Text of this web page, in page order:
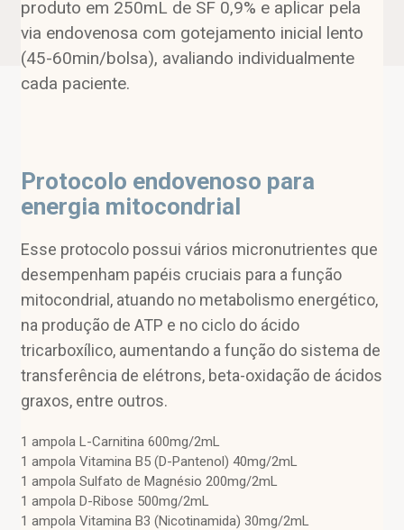
produto em 250mL de SF 0,9% e aplicar pela
via endovenosa com gotejamento inicial lento
(45-60min/bolsa), avaliando individualmente
cada paciente.
Protocolo endovenoso para
energia mitocondrial
Esse protocolo possui vários micronutrientes que
desempenham papéis cruciais para a função
mitocondrial, atuando no metabolismo energético,
na produção de ATP e no ciclo do ácido
tricarboxílico, aumentando a função do sistema de
transferência de elétrons, beta-oxidação de ácidos
graxos, entre outros.
1 ampola L-Carnitina 600mg/2mL
1 ampola Vitamina B5 (D-Pantenol) 40mg/2mL
1 ampola Sulfato de Magnésio 200mg/2mL
1 ampola D-Ribose 500mg/2mL
1 ampola Vitamina B3 (Nicotinamida) 30mg/2mL